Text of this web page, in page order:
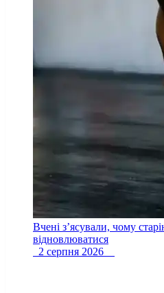
Вчені з’ясували, чому
відновлюватися
2 серпня 2026